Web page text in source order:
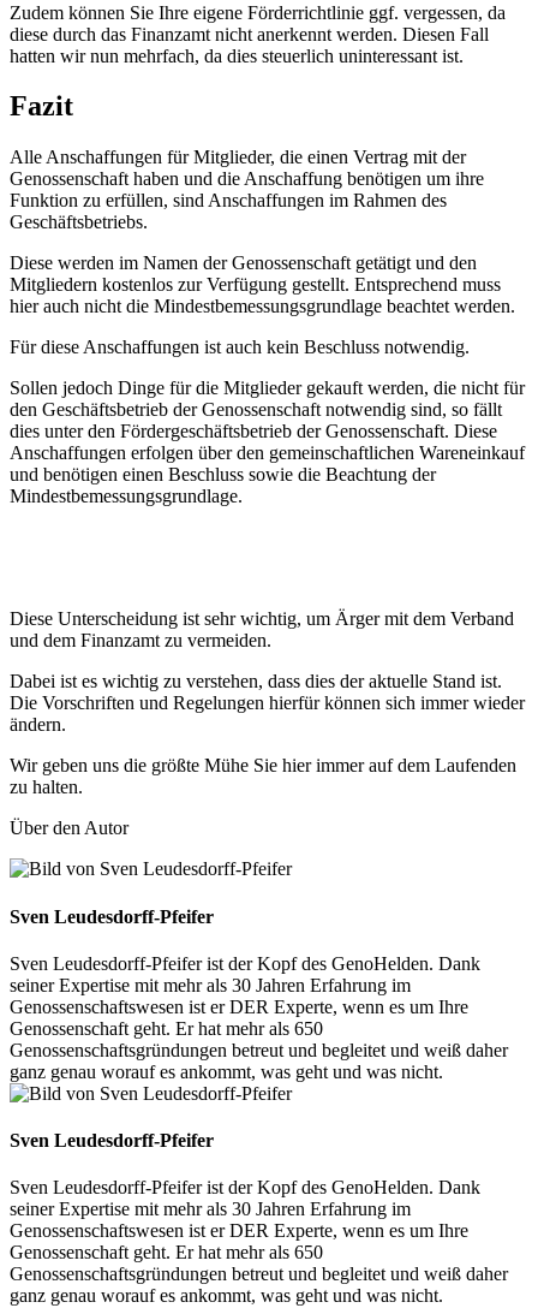
Zudem können Sie Ihre eigene Förderrichtlinie ggf. vergessen, da
diese durch das Finanzamt nicht anerkennt werden. Diesen Fall
hatten wir nun mehrfach, da dies steuerlich uninteressant ist.
Fazit
Alle Anschaffungen für Mitglieder, die einen Vertrag mit der
Genossenschaft haben und die Anschaffung benötigen um ihre
Funktion zu erfüllen, sind Anschaffungen im Rahmen des
Geschäftsbetriebs.
Diese werden im Namen der Genossenschaft getätigt und den
Mitgliedern kostenlos zur Verfügung gestellt. Entsprechend muss
hier auch nicht die Mindestbemessungsgrundlage beachtet werden.
Für diese Anschaffungen ist auch kein Beschluss notwendig.
Sollen jedoch Dinge für die Mitglieder gekauft werden, die nicht für
den Geschäftsbetrieb der Genossenschaft notwendig sind, so fällt
dies unter den Fördergeschäftsbetrieb der Genossenschaft. Diese
Anschaffungen erfolgen über den gemeinschaftlichen Wareneinkauf
und benötigen einen Beschluss sowie die Beachtung der
Mindestbemessungsgrundlage.
Diese Unterscheidung ist sehr wichtig, um Ärger mit dem Verband
und dem Finanzamt zu vermeiden.
Dabei ist es wichtig zu verstehen, dass dies der aktuelle Stand ist.
Die Vorschriften und Regelungen hierfür können sich immer wieder
ändern.
Wir geben uns die größte Mühe Sie hier immer auf dem Laufenden
zu halten.
Über den Autor
Sven Leudesdorff-Pfeifer
Sven Leudesdorff-Pfeifer ist der Kopf des GenoHelden. Dank
seiner Expertise mit mehr als 30 Jahren Erfahrung im
Genossenschaftswesen ist er DER Experte, wenn es um Ihre
Genossenschaft geht. Er hat mehr als 650
Genossenschaftsgründungen betreut und begleitet und weiß daher
ganz genau worauf es ankommt, was geht und was nicht.
Sven Leudesdorff-Pfeifer
Sven Leudesdorff-Pfeifer ist der Kopf des GenoHelden. Dank
seiner Expertise mit mehr als 30 Jahren Erfahrung im
Genossenschaftswesen ist er DER Experte, wenn es um Ihre
Genossenschaft geht. Er hat mehr als 650
Genossenschaftsgründungen betreut und begleitet und weiß daher
ganz genau worauf es ankommt, was geht und was nicht.